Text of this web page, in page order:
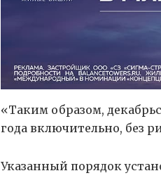
«Таким образом,
года включительно, без
Указанный порядок